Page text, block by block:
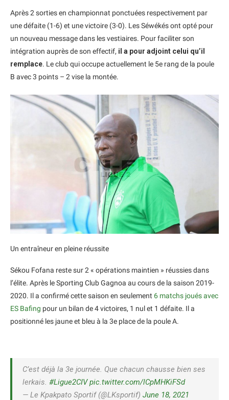
Après 2 sorties en championnat ponctuées respectivement par
une défaite (1-6) et une victoire (3-0). Les Séwékés ont opté pour
un nouveau message dans les vestiaires. Pour faciliter son
intégration auprès de son effectif, il a pour adjoint celui qu’il
remplace. Le club qui occupe actuellement le 5e rang de la poule
B avec 3 points – 2 vise la montée.
Un entraîneur en pleine réussite
Sékou Fofana reste sur 2 « opérations maintien » réussies dans
l’élite. Après le Sporting Club Gagnoa au cours de la saison 2019-
2020. Il a confirmé cette saison en seulement 6 matchs joués avec
ES Bafing pour un bilan de 4 victoires, 1 nul et 1 défaite. Il a
positionné les jaune et bleu à la 3e place de la poule A.
C’est déjà la 3e journée. Que chacun chausse bien ses
lerkais. #Ligue2CIV pic.twitter.com/lCpMHKiFSd
— Le Kpakpato Sportif (@LKsportif) June 18, 2021